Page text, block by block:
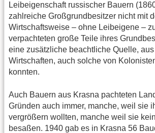
Leibeigenschaft russischer Bauern
zahlreiche Großgrundbesitzer nicht mit
Wirtschaftsweise – ohne Leibeigene –
verpachteten große Teile ihres
eine zusätzliche beachtliche Quelle,
Wirtschaften, auch solche von
konnten.
Auch Bauern aus Krasna pachteten
Gründen auch immer, manche, weil sie
vergrößern wollten, manche weil sie
besaßen. 1940 gab es in Krasna 56